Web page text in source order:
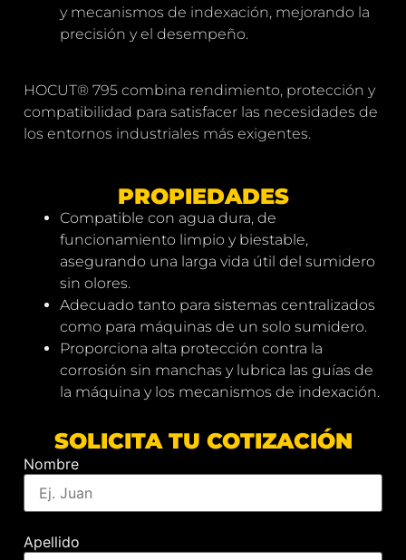
y mecanismos de indexación, mejorando la
precisión y el desempeño.
HOCUT® 795 combina rendimiento, protección y
compatibilidad para satisfacer las necesidades de
los entornos industriales más exigentes.
PROPIEDADES
Compatible con agua dura, de
funcionamiento limpio y biestable,
asegurando una larga vida útil del sumidero
sin olores.
Adecuado tanto para sistemas centralizados
como para máquinas de un solo sumidero.
Proporciona alta protección contra la
corrosión sin manchas y lubrica las guías de
la máquina y los mecanismos de indexación.
SOLICITA TU COTIZACIÓN
Nombre
Apellido